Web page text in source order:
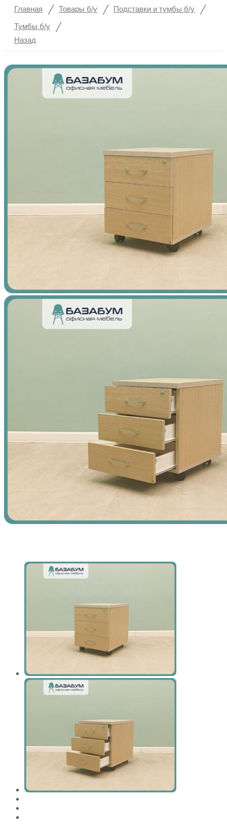
Главная / Товары б/у / Подставки и тумбы б/у /
Тумбы б/у /
Назад